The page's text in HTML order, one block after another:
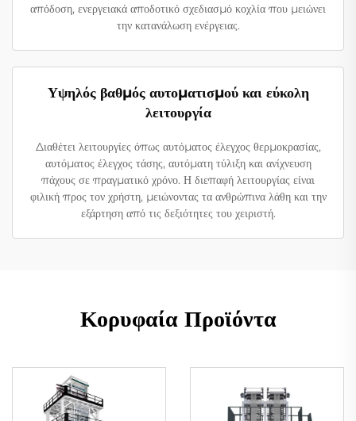
απόδοση, ενεργειακά αποδοτικό σχεδιασμό κοχλία που μειώνει
την κατανάλωση ενέργειας.
Υψηλός βαθμός αυτοματισμού και εύκολη
λειτουργία
Διαθέτει λειτουργίες όπως αυτόματος έλεγχος θερμοκρασίας,
αυτόματος έλεγχος τάσης, αυτόματη τύλιξη και ανίχνευση
πάχους σε πραγματικό χρόνο. Η διεπαφή λειτουργίας είναι
φιλική προς τον χρήστη, μειώνοντας τα ανθρώπινα λάθη και την
εξάρτηση από τις δεξιότητες του χειριστή.
Κορυφαία Προϊόντα